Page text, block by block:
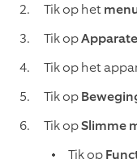
Tik op het
Tik op
Tik op het
Tik op
Tik opSlimme
Tik op